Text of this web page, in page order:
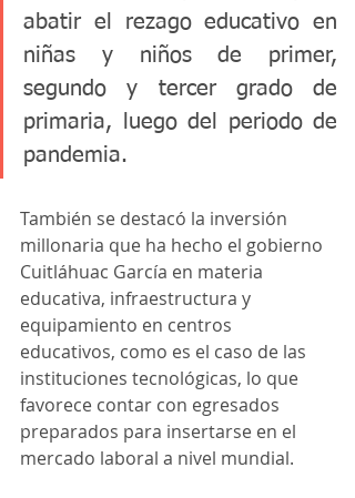
abatir el rezago educativo en
niñas y niños de primer,
segundo y tercer grado de
primaria, luego del periodo de
pandemia.
También se destacó la inversión
millonaria que ha hecho el gobierno
Cuitláhuac García en materia
educativa, infraestructura y
equipamiento en centros
educativos, como es el caso de las
instituciones tecnológicas, lo que
favorece contar con egresados
preparados para insertarse en el
mercado laboral a nivel mundial.